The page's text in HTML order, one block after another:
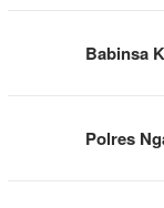
Babinsa
Polres